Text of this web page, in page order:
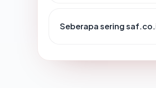
Seberapa sering